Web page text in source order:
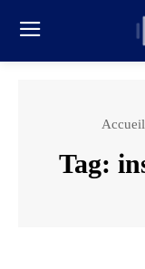
Accueil
Tag: